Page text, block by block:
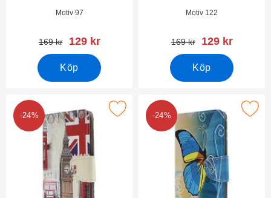
Art. nr 49341Motiv 97
tidigare pris
169 kr rea pris
129 kr
Köp
Art. nr 49340Motiv 122
tidigare pris
169 kr rea pris
129 kr
Köp
-24%
Makera designwallet Sony Xperia 5 V som favorit
-24%
Makera designwallet Sony